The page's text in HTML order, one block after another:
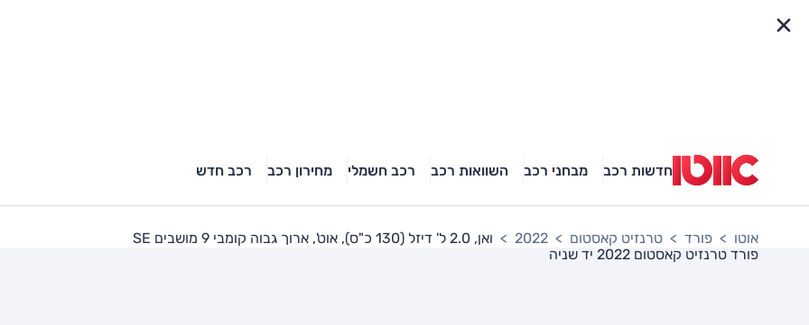
חדשות רכב מבחני רכב השוואות רכב רכב חשמלי מחירון רכב רכב חדש
אוטו פורד טרנזיט קאסטום 2022
ואן, 2.0 ל' דיזל (130 כ"ס), אוט', ארוך גבוה קומבי 9 מושבים SE
פורד טרנזיט קאסטום 2022
יד שניה